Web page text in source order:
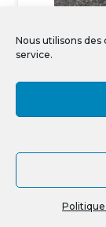
Nous utilisons
service.
Recherche